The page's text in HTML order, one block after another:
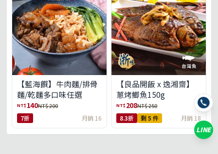
【藍海饌】牛肉麵/排骨
麵/乾麵多口味任選
NT$ 140NT$ 200
7折 月銷 16
【良品開飯 x 逸湘齋】
蔥烤鯽魚150g
NT$ 208NT$ 250
8.3折 剩 5 件 月銷 18
LINE